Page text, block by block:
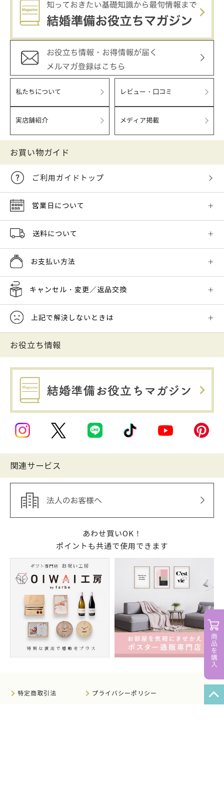
私たちについて レビュー・口コミ
実店舗紹介 メディア掲載
お買い物ガイド
ご利用ガイドトップ
営業日について
送料について
お支払い方法
キャンセル・変更／返品交換
上記で解決しないときは
お役立ち情報
関連サービス
あわせ買いOK！
ポイントも共通で使用できます
特定商取引法 プライバシーポリシー